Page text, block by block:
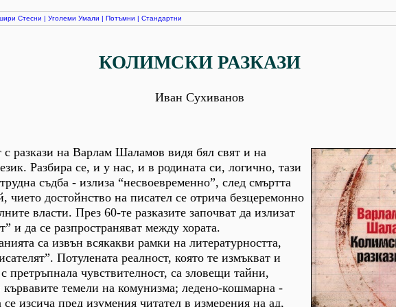
Стесни | Уголеми Умали | Потъмни | Стандартни
КОЛИМСКИ РАЗКАЗИ
Иван Сухиванов
разкази на Варлам Шаламов видя бял свят и на
Разбира се, и у нас, и в родината си, логично, тази
съдба - излиза “несвоевременно”, след смъртта
чието достойнство на писател се отрича безцеремонно
власти. През 60-те разказите започват да излизат
и да се разпространяват между хората.
са извън всякакви рамки на литературността,
Потулената реалност, която те измъкват и
претръпнала чувствителност, са зловещи тайни,
кървавите темели на комунизма; ледено-кошмарна -
се изсича пред изумения читател в измерения на ад,